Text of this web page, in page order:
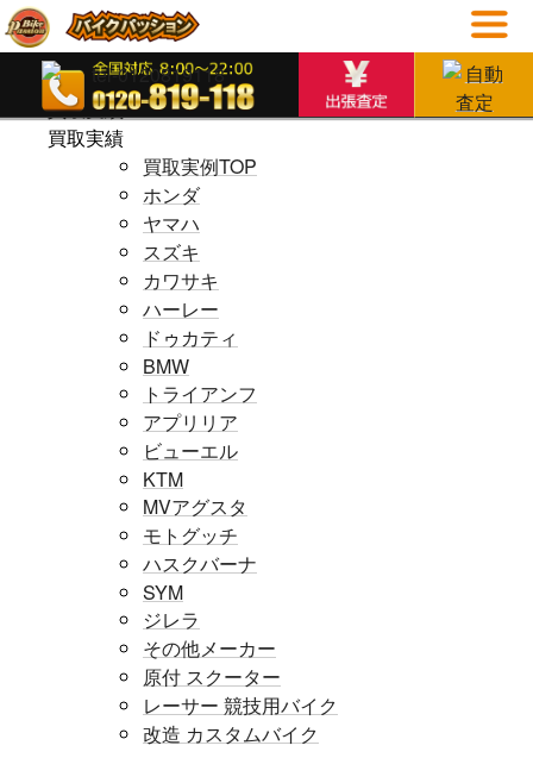
ホームページ
ホームページ
買取実績
買取実績
買取実例TOP
ホンダ
ヤマハ
スズキ
カワサキ
ハーレー
ドゥカティ
BMW
トライアンフ
アプリリア
ビューエル
KTM
MVアグスタ
モトグッチ
ハスクバーナ
SYM
ジレラ
その他メーカー
原付 スクーター
レーサー 競技用バイク
改造 カスタムバイク